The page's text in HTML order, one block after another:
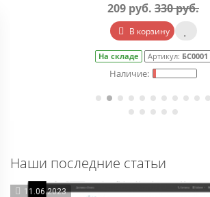
209 руб. 330 руб.
В корзину
На складе Артикул: БС0001
Наши последние статьи
11.06.2023